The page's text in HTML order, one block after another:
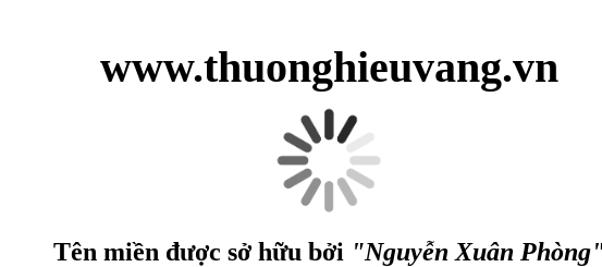
www.thuonghieuvang.vn
Tên miền được sở hữu bởi "Nguyễn Xuân